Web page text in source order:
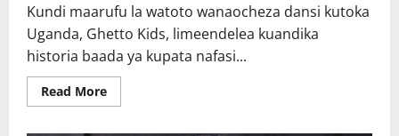
Kundi maarufu la watoto wanaocheza dansi kutoka
Uganda, Ghetto Kids, limeendelea kuandika
historia baada ya kupata nafasi...
Read MoreRead
more